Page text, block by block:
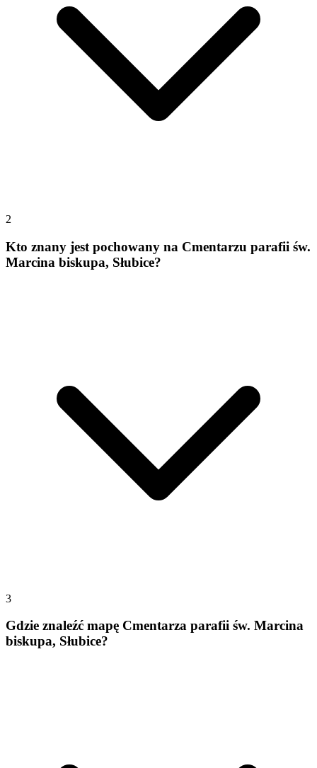
2
Kto znany jest pochowany na Cmentarzu parafii św.
Marcina biskupa, Słubice?
3
Gdzie znaleźć mapę Cmentarza parafii św. Marcina
biskupa, Słubice?